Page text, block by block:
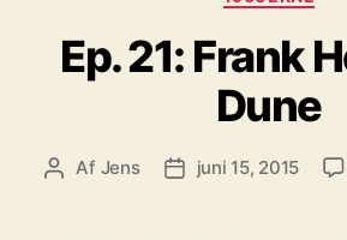
Ep. 21: Frank
Dune
Indlægsforfatter
Af Jens Indlægsdato
juni 15, 2015